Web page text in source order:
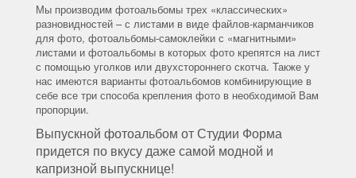
Мы производим фотоальбомы трех «классических»
разновидностей – с листами в виде файлов-карманчиков
для фото, фотоальбомы-самоклейки с «магнитными»
листами и фотоальбомы в которых фото крепятся на лист
с помощью уголков или двухстороннего скотча. Также у
нас имеются варианты фотоальбомов комбинирующие в
себе все три способа крепления фото в необходимой Вам
пропорции.
Выпускной фотоальбом от Студии Форма
придется по вкусу даже самой модной и
капризной выпускнице!